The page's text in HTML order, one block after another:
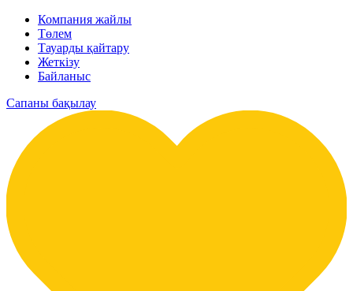
Компания жайлы
Төлем
Тауарды қайтару
Жеткізу
Байланыс
Сапаны бақылау